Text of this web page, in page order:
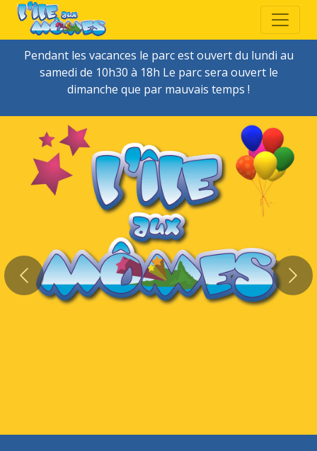
Pendant les vacances le parc est ouvert du lundi au
samedi de 10h30 à 18h Le parc sera ouvert le
dimanche que par mauvais temps !
Bienvenue à
l'Île Aux
Mômes
Previous Next